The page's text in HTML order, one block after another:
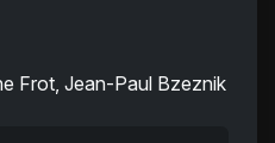
Frot, Jean-Paul Bzeznik